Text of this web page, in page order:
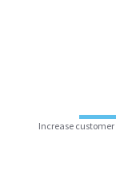
Increase